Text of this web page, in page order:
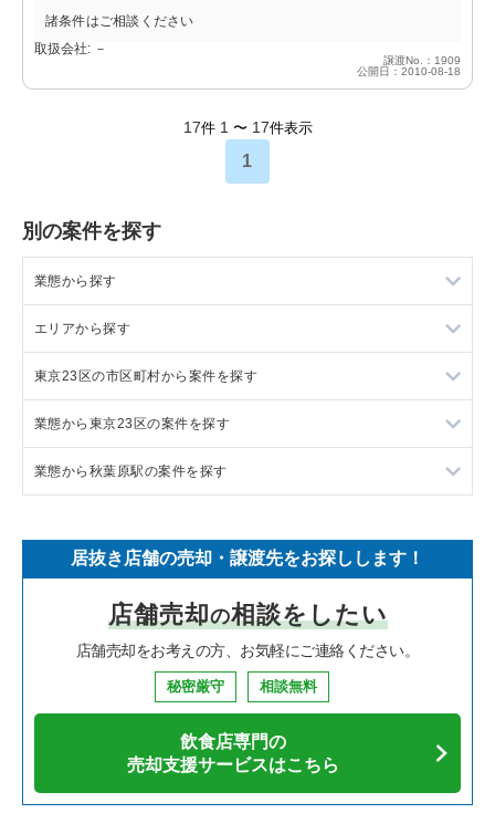
諸条件はご相談ください
取扱会社: －
譲渡No.：1909
公開日：2010-08-18
17件 1 〜 17件表示
1
別の案件を探す
業態から探す
ラーメンの居抜き売却物件の案件一覧
フランス料理の居抜き売却物件の案件一覧
イタリア料理の居抜き売却物件の案件一覧
中華の居抜き売却物件の案件一覧
寿司の居抜き売却物件の案件一覧
焼肉の居抜き売却物件の案件一覧
鉄板焼き・お好み焼の居抜き売却物件の案件一覧
カフェの居抜き売却物件の案件一覧
テイクアウトの居抜き売却物件の案件一覧
エリアから探す
東京23区の飲食店の居抜き売却物件の案件一覧
東京都下の飲食店の居抜き売却物件の案件一覧
千葉県の飲食店の居抜き売却物件の案件一覧
神奈川県の飲食店の居抜き売却物件の案件一覧
大阪府の飲食店の居抜き売却物件の案件一覧
兵庫県の飲食店の居抜き売却物件の案件一覧
愛知県の飲食店の居抜き売却物件の案件一覧
岐阜県の飲食店の居抜き売却物件の案件一覧
東京23区の市区町村から案件を探す
目黒区の飲食店の居抜き売却物件の案件一覧
渋谷区の飲食店の居抜き売却物件の案件一覧
新宿区の飲食店の居抜き売却物件の案件一覧
葛飾区の飲食店の居抜き売却物件の案件一覧
中央区の飲食店の居抜き売却物件の案件一覧
千代田区の飲食店の居抜き売却物件の案件一覧
港区の飲食店の居抜き売却物件の案件一覧
業態から東京23区の案件を探す
東京23区のラーメンの居抜き売却物件の案件一覧
東京23区のイタリア料理の居抜き売却物件の案件一覧
東京23区の中華の居抜き売却物件の案件一覧
東京23区のそば・うどんの居抜き売却物件の案件一覧
東京23区の焼肉の居抜き売却物件の案件一覧
東京23区の鉄板焼き・お好み焼の居抜き売却物件の案件一覧
業態から秋葉原駅の案件を探す
秋葉原駅の中華の居抜き売却物件の案件一覧
秋葉原駅のアジア料理の居抜き売却物件の案件一覧
秋葉原駅のカフェの居抜き売却物件の案件一覧
秋葉原駅のバーの居抜き売却物件の案件一覧
秋葉原駅の居酒屋・ダイニングバーの居抜き売却物件の案件一
居抜き店舗の売却・譲渡先をお探しします！
店舗売却の相談をしたい
店舗売却をお考えの方、お気軽にご連絡ください。
秘密厳守 相談無料
飲食店専門の
売却支援サービスはこちら